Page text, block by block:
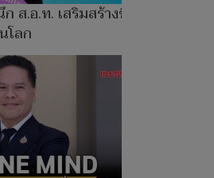
ส.อ.ท. เสริมสร้างขีด
โลก